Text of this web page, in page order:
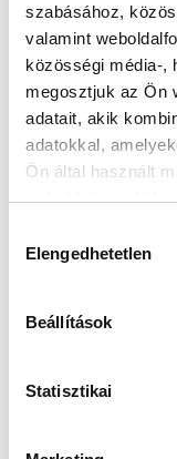
szabásához,
valamint
közösségi média-,
megosztjuk az Ön
adatait, akik
adatokkal,
Ön által használt
weboldalon való
kiválasztása
Elengedhetetlen
Beállítások
Statisztikai
KÖVETKEZŐ
SÁNDOR
MTK BUDAPEST